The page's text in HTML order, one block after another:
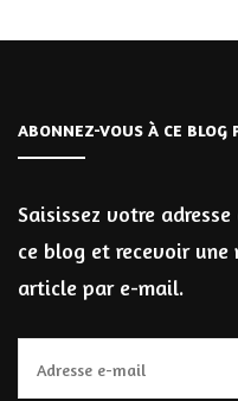
ABONNEZ-VOUS À CE BLOG
Saisissez votre
ce blog et recevoir
article par e-mail.
e-